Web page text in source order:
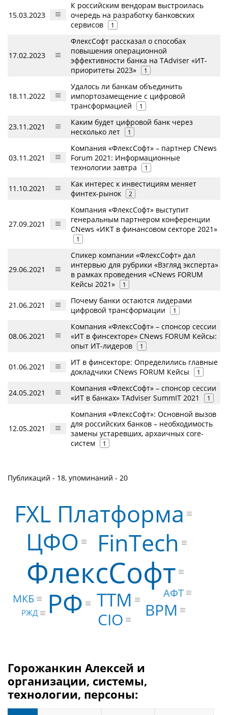
15.03.2023
К российским вендорам выстроилась
очередь на разработку банковских
сервисов
1
17.02.2023
ФлексСофт рассказал о способах
повышения операционной
эффективности банка на TAdviser «ИТ-
приоритеты 2023»
1
18.11.2022
Удалось ли банкам объединить
импортозамещение с цифровой
трансформацией
1
23.11.2021
Каким будет цифровой банк через
несколько лет
1
03.11.2021
Компания «ФлексСофт» – партнер CNews
Forum 2021: Информационные
технологии завтра
1
11.10.2021
Как интерес к инвестициям меняет
финтех-рынок
2
27.09.2021
Компания «ФлексСофт» выступит
генеральным партнером конференции
CNews «ИКТ в финансовом секторе 2021»
1
29.06.2021
Спикер компании «ФлексСофт» дал
интервью для рубрики «Взгляд эксперта»
в рамках проведения «CNews FORUM
Кейсы 2021»
1
21.06.2021
Почему банки остаются лидерами
цифровой трансформации
1
08.06.2021
Компания «ФлексСофт» – спонсор сессии
«ИТ в финсекторе» CNews FORUM Кейсы:
опыт ИТ-лидеров
1
01.06.2021
ИТ в финсекторе: Определились главные
докладчики CNews FORUM Кейсы
1
24.05.2021
Компания «ФлексСофт» – спонсор сессии
«ИТ в банках» TAdviser SummIT 2021
1
12.05.2021
Компания «ФлексСофт»: Основной вызов
для российских банков – необходимость
замены устаревших, архаичных core-
систем
1
Публикаций - 18, упоминаний - 20
ФлексСофт
РФ
FinTech
FXL Платформа
ЦФО
TTM BPM
CIO
МКБ АФТ
РЖД
Горожанкин Алексей и
организации, системы,
технологии, персоны: